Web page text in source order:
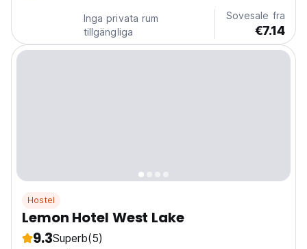
som gör det enkelt att utforska stadens charm. Med...
Inga privata rum
tillgängliga
Sovesale fra
€7.14
Hostel
Lemon Hotel West Lake
9.3Superb(5)